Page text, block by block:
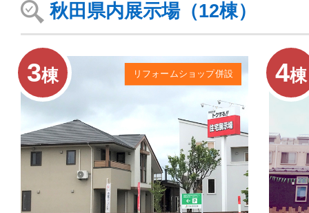
秋田県内展示場（12棟）
リフォームショップ併設
3棟 4棟